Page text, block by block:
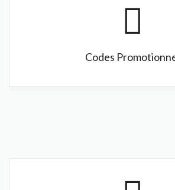
Codes